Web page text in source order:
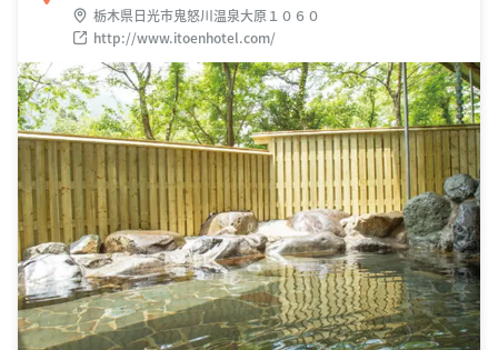
栃木県日光市鬼怒川温泉大原１０６０
http://www.itoenhotel.com/